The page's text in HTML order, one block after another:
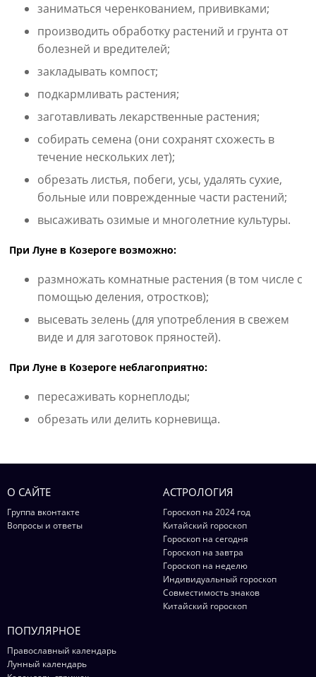
заниматься черенкованием, прививками;
производить обработку растений и грунта от
болезней и вредителей;
закладывать компост;
подкармливать растения;
заготавливать лекарственные растения;
собирать семена (они сохранят схожесть в
течение нескольких лет);
обрезать листья, побеги, усы, удалять сухие,
больные или поврежденные части растений;
высаживать озимые и многолетние культуры.
При Луне в Козероге возможно:
размножать комнатные растения (в том числе с
помощью деления, отростков);
высевать зелень (для употребления в свежем
виде и для заготовок пряностей).
При Луне в Козероге неблагоприятно:
пересаживать корнеплоды;
обрезать или делить корневища.
О САЙТЕ
Группа вконтакте
Вопросы и ответы
АСТРОЛОГИЯ
Гороскоп на 2024 год
Китайский гороскоп
Гороскоп на сегодня
Гороскоп на завтра
Гороскоп на неделю
Индивидуальный гороскоп
Совместимость знаков
Китайский гороскоп
ПОПУЛЯРНОЕ
Православный календарь
Лунный календарь